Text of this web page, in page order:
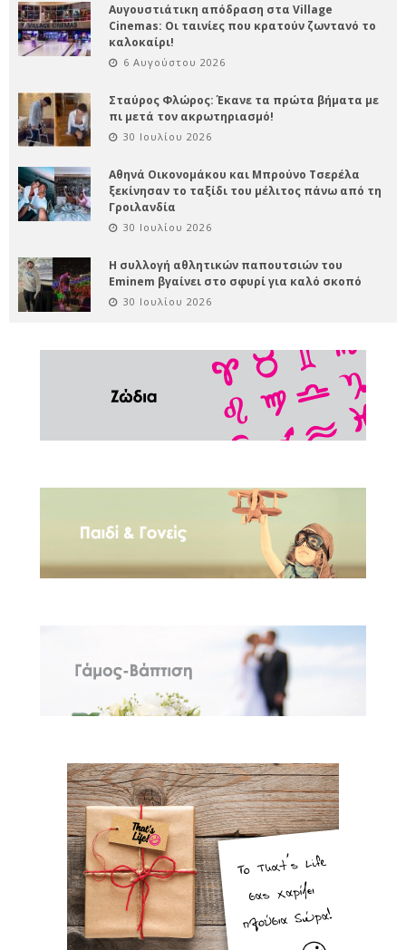
Αυγουστιάτικη απόδραση στα Village
Cinemas: Οι ταινίες που κρατούν ζωντανό το
καλοκαίρι!
6 Αυγούστου 2026
Σταύρος Φλώρος: Έκανε τα πρώτα βήματα με
πι μετά τον ακρωτηριασμό!
30 Ιουλίου 2026
Αθηνά Οικονομάκου και Μπρούνο Τσερέλα
ξεκίνησαν το ταξίδι του μέλιτος πάνω από τη
Γροιλανδία
30 Ιουλίου 2026
Η συλλογή αθλητικών παπουτσιών του
Eminem βγαίνει στο σφυρί για καλό σκοπό
30 Ιουλίου 2026